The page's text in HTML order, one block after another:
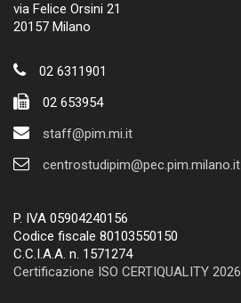
via Felice Orsini 21
20157 Milano
02 6311901
02 653954
staff@pim.mi.it
centrostudipim@pec.pim.milano.it
P. IVA 05904240156
Codice fiscale 80103550150
C.C.I.A.A. n. 1571274
Certificazione ISO CERTIQUALITY 2026